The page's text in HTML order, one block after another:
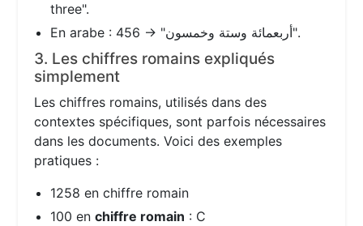
three".
En arabe : 456 → "أربعمائة وستة وخمسون".
3. Les chiffres romains expliqués
simplement
Les chiffres romains, utilisés dans des
contextes spécifiques, sont parfois nécessaires
dans les documents. Voici des exemples
pratiques :
1258 en chiffre romain
100 enchiffre romain : C